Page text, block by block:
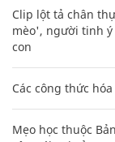
Clip lột tả chân
mèo', người tinh
con
Các công thức
Mẹo học thuộc